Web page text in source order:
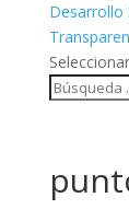
Desarrollo